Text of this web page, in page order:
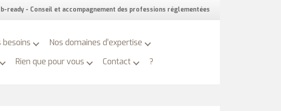
b-ready - Conseil et accompagnement des professions réglementées
besoins
Nos domaines d’expertise
Rien que pour vous Contact ?